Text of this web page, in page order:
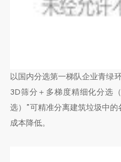
以国内分选第一梯队企业青绿
3D筛分＋多梯度精细化分选
选）”可精准分离建筑垃圾中
成本降低。